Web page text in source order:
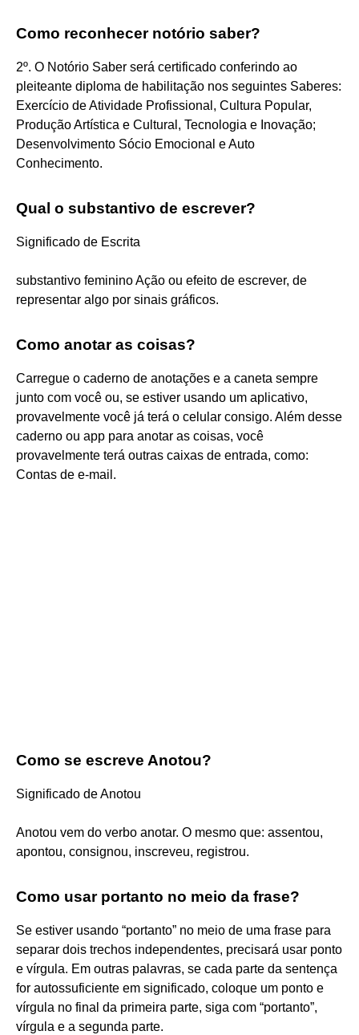
Como reconhecer notório saber?
2º. O Notório Saber será certificado conferindo ao
pleiteante diploma de habilitação nos seguintes Saberes:
Exercício de Atividade Profissional, Cultura Popular,
Produção Artística e Cultural, Tecnologia e Inovação;
Desenvolvimento Sócio Emocional e Auto
Conhecimento.
Qual o substantivo de escrever?
Significado de Escrita
substantivo feminino Ação ou efeito de escrever, de
representar algo por sinais gráficos.
Como anotar as coisas?
Carregue o caderno de anotações e a caneta sempre
junto com você ou, se estiver usando um aplicativo,
provavelmente você já terá o celular consigo. Além desse
caderno ou app para anotar as coisas, você
provavelmente terá outras caixas de entrada, como:
Contas de e-mail.
Como se escreve Anotou?
Significado de Anotou
Anotou vem do verbo anotar. O mesmo que: assentou,
apontou, consignou, inscreveu, registrou.
Como usar portanto no meio da frase?
Se estiver usando “portanto” no meio de uma frase para
separar dois trechos independentes, precisará usar ponto
e vírgula. Em outras palavras, se cada parte da sentença
for autossuficiente em significado, coloque um ponto e
vírgula no final da primeira parte, siga com “portanto”,
vírgula e a segunda parte.